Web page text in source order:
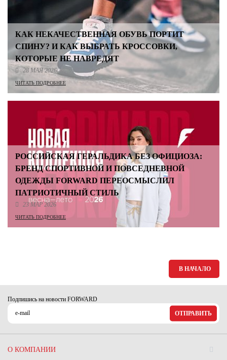
КАК НЕКАЧЕСТВЕННАЯ ОБУВЬ ПОРТИТ
СПИНУ? И КАК ВЫБРАТЬ КРОССОВКИ,
КОТОРЫЕ НЕ НАВРЕДЯТ
28 МАЯ 2026
ЧИТАТЬ ПОДРОБНЕЕ
РОССИЙСКАЯ ГЕРАЛЬДИКА БЕЗ ОФИЦИОЗА:
БРЕНД СПОРТИВНОЙ И ПОВСЕДНЕВНОЙ
ОДЕЖДЫ FORWARD ПЕРЕОСМЫСЛИЛ
ПАТРИОТИЧНЫЙ СТИЛЬ
23 МАР 2026
ЧИТАТЬ ПОДРОБНЕЕ
В НАЧАЛО
Подпишись на новости FORWARD
ОТПРАВИТЬ
О КОМПАНИИ